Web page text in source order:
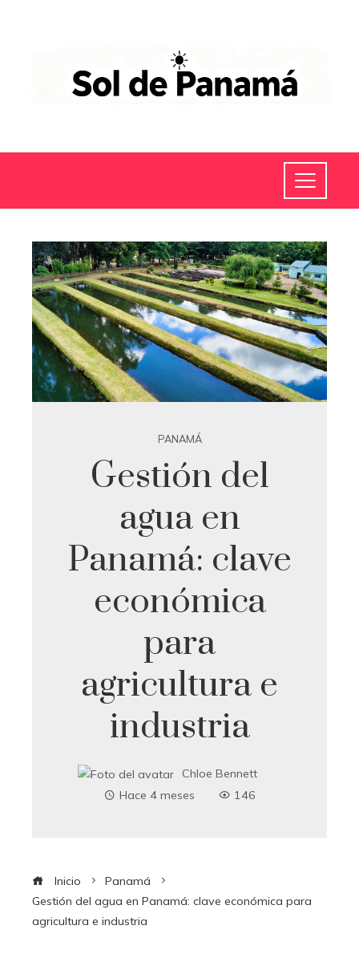
PANAMÁ
Gestión del
agua en
Panamá: clave
económica
para
agricultura e
industria
Chloe Bennett
Hace 4 meses
146
Inicio
Panamá
Gestión del agua en Panamá: clave económica para
agricultura e industria